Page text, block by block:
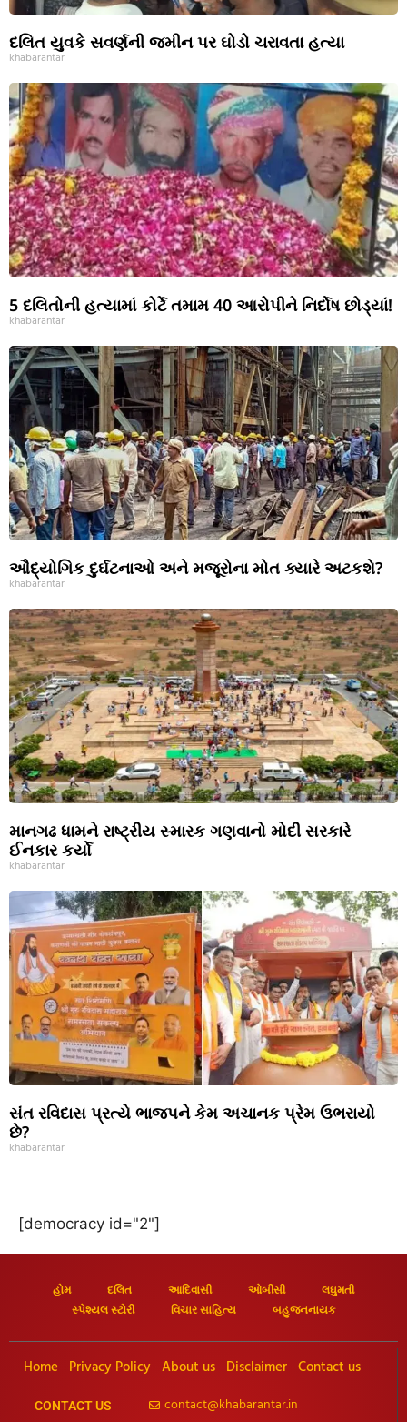
દલિત યુવકે સવર્ણની જમીન પર ઘોડો ચરાવતા હત્યા
khabarantar
5 દલિતોની હત્યામાં કોર્ટે તમામ 40 આરોપીને નિર્દોષ છોડ્યાં!
khabarantar
ઔદ્યોગિક દુર્ઘટનાઓ અને મજૂરોના મોત ક્યારે અટકશે?
khabarantar
માનગઢ ધામને રાષ્ટ્રીય સ્મારક ગણવાનો મોદી સરકારે
ઈનકાર કર્યો
khabarantar
સંત રવિદાસ પ્રત્યે ભાજપને કેમ અચાનક પ્રેમ ઉભરાયો
છે?
khabarantar
[democracy id="2"]
હોમ દલિત આદિવાસી ઓબીસી
લઘુમતી
સ્પેશ્યલ સ્ટોરી
વિચાર સાહિત્ય બહુજનનાયક
Home Privacy Policy About us Disclaimer Contact us
CONTACT US contact@khabarantar.in